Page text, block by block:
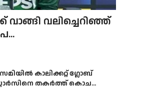
വലിച്ചെറിഞ്ഞ്
കാലിക്കറ്റ് ഗ്ലോബ്
തകർത്ത് കൊച...